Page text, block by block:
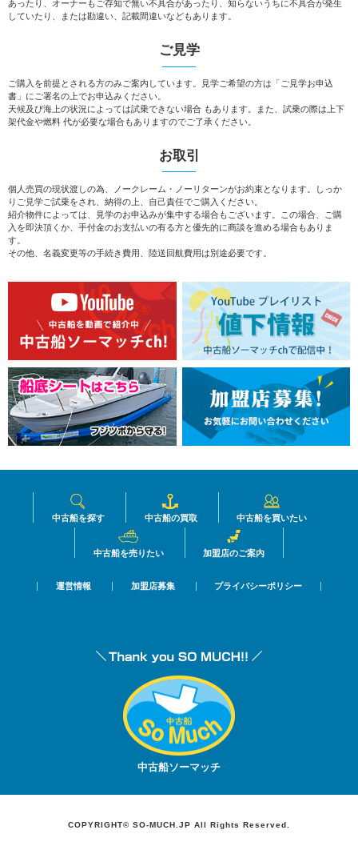
あったり、オーナーもご存知で無い不具合があったり、知らないうちに不具合が発生
していたり、または勘違い、記載間違いなどもあります。
ご見学
ご購入を前提とされる方のみご案内しています。見学ご希望の方は「ご見学お申込
書」にご署名の上でお申込みください。
天候及び海上の状況によっては試乗できない場合 もあります。また、試乗の際は上下
架代金や燃料 代が必要な場合もありますのでご了承ください。
お取引
個人売買の現状渡しの為、ノークレーム・ノーリターンがお約束となります。しっか
りご見学ご試乗をされ、納得の上、自己責任でご購入ください。
紹介物件によっては、見学のお申込みが集中する場合もございます。この場合、ご購
入を即決頂くか、手付金のお支払いの有る方と優先的に商談を進める場合もありま
す。
その他、名義変更等の手続き費用、陸送回航費用は別途必要です。
中古船を探す 中古船の買取 中古船を買いたい
中古船を売りたい 加盟店のご案内
運営情報 加盟店募集 プライバシーポリシー
中古船ソーマッチ
COPYRIGHT© SO-MUCH.JP All Rights Reserved.